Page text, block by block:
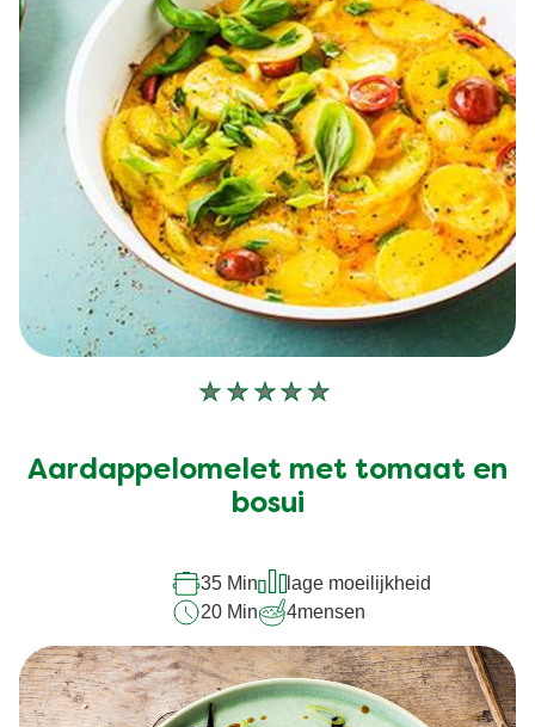
Geen
voor
deze
Aardappelomelet met tomaat en
bosui
35 Min
lage moeilijkheid
20 Min
4mensen